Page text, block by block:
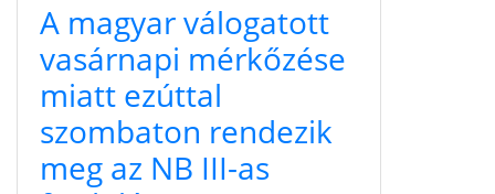
A magyar válogatott
vasárnapi mérkőzése
miatt ezúttal
szombaton rendezik
meg az NB III-as